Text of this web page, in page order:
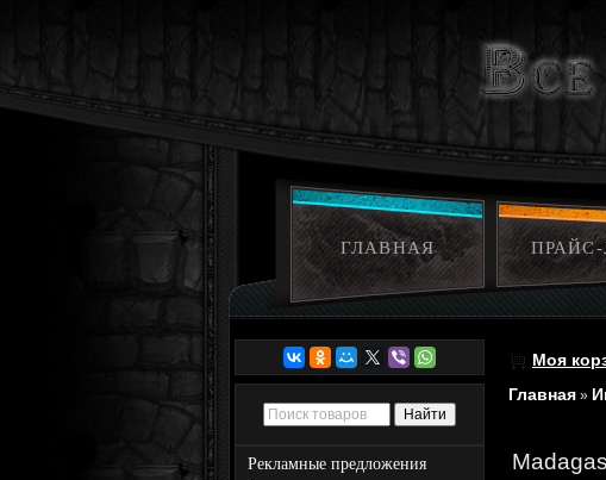
ГЛАВНАЯ
Рекламные предложения
Моя
Главная »